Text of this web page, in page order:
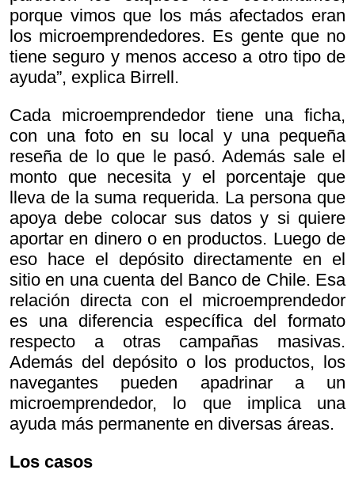
porque vimos que los más afectados eran
los microemprendedores. Es gente que no
tiene seguro y menos acceso a otro tipo de
ayuda”, explica Birrell.
Cada microemprendedor tiene una ficha,
con una foto en su local y una pequeña
reseña de lo que le pasó. Además sale el
monto que necesita y el porcentaje que
lleva de la suma requerida. La persona que
apoya debe colocar sus datos y si quiere
aportar en dinero o en productos. Luego de
eso hace el depósito directamente en el
sitio en una cuenta del Banco de Chile. Esa
relación directa con el microemprendedor
es una diferencia específica del formato
respecto a otras campañas masivas.
Además del depósito o los productos, los
navegantes pueden apadrinar a un
microemprendedor, lo que implica una
ayuda más permanente en diversas áreas.
Los casos